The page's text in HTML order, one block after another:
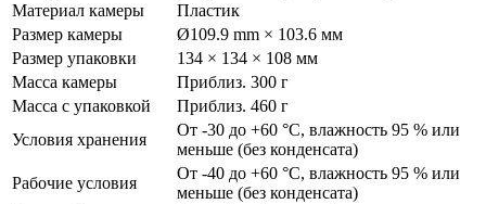
Материал камеры
Пластик
Размер камеры
Ø109.9 mm × 103.6 мм
Размер упаковки
134 × 134 × 108 мм
Масса камеры
Приблиз. 300 г
Масса с упаковкой
Приблиз. 460 г
Условия хранения
От -30 до +60 °C, влажность 95 % или
меньше (без конденсата)
Рабочие условия
От -40 до +60 °C, влажность 95 % или
меньше (без конденсата)